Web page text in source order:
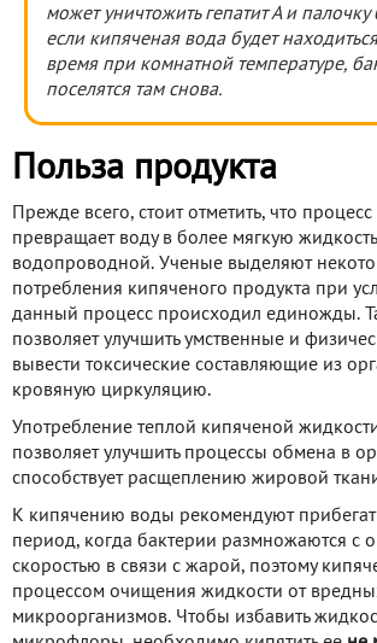
может уничтожить гепатит А и палочку
если кипяченая вода будет
время при комнатной температуре,
поселятся там снова.
Польза продукта
Прежде всего, стоит отметить, что
превращает воду в более мягкую
водопроводной. Ученые выделяют
потребления кипяченого продукта при
данный процесс происходил единожды.
позволяет улучшить умственные и
вывести токсические составляющие из
кровяную циркуляцию.
Употребление теплой кипяченой
позволяет улучшить процессы обмена в
способствует расщеплению жировой
К кипячению воды рекомендуют
период, когда бактерии размножаются с
скоростью в связи с жарой, поэтому
процессом очищения жидкости от
микроорганизмов. Чтобы избавить